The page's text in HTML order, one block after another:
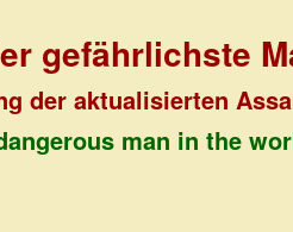
gefährlichste
der aktualisierten
man in the